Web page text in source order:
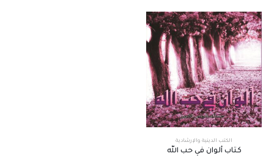
الكتب الدينية والإرشادية
كتاب ألوان في حب الله